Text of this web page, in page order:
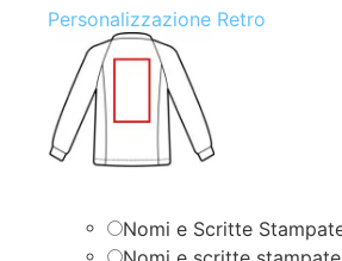
Personalizzazione Retro
Nomi e Scritte